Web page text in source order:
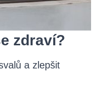
zdraví?
a zlepšit